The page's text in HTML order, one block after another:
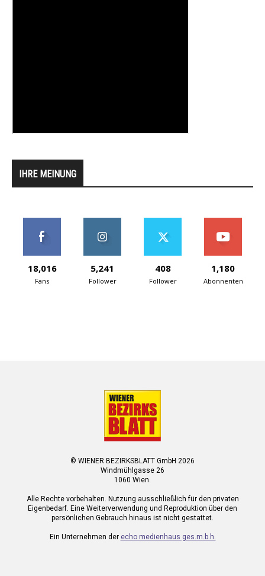
IHRE MEINUNG
18,016
Fans
5,241
Follower
408
Follower
1,180
Abonnenten
© WIENER BEZIRKSBLATT GmbH 2026
Windmühlgasse 26
1060 Wien.
Alle Rechte vorbehalten. Nutzung ausschließlich für den privaten
Eigenbedarf. Eine Weiterverwendung und Reproduktion über den
persönlichen Gebrauch hinaus ist nicht gestattet.
Ein Unternehmen der echo medienhaus ges.m.b.h.